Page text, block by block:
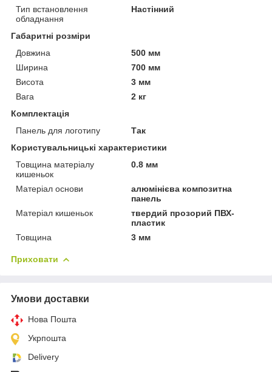
Тип встановлення
обладнання
Настінний
Габаритні розміри
Довжина
500 мм
Ширина
700 мм
Висота
3 мм
Вага
2 кг
Комплектація
Панель для логотипу
Так
Користувальницькі характеристики
Товщина матеріалу
кишеньок
0.8 мм
Матеріал основи
алюмінієва композитна
панель
Матеріал кишеньок
твердий прозорий ПВХ-
пластик
Товщина
3 мм
Приховати
Умови доставки
Нова Пошта
Укрпошта
Delivery